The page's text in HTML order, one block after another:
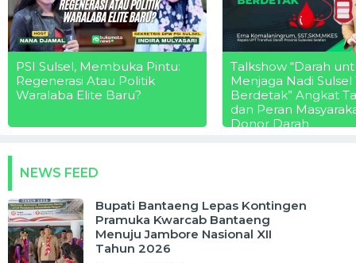
PSI Sulsel, Membuka Pintu:
Regenerasi Atau Politik
Waralaba Elite Baru?
Talkshow “Darah
Menjaga Nadi Sulsel
Berdetak” Angkat
dan Peran
Donor Darah
NEWS FEED
Bupati Bantaeng Lepas Kontingen
Pramuka Kwarcab Bantaeng
Menuju Jambore Nasional XII
Tahun 2026